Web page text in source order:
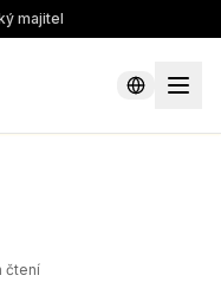
majitel
čtení